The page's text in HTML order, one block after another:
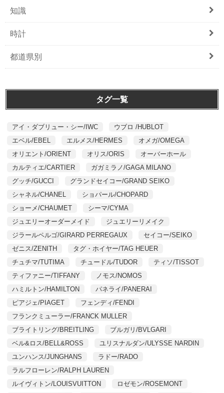
知識
時計
都道県別
タグ一覧
アイ・ダブリュー・シー/IWC
ウブロ /HUBLOT
エベル/EBEL
エルメス/HERMES
オメガ/OMEGA
オリエント/ORIENT
オリス/ORIS
オーバーホール
カルティエ/CARTIER
ガガミラノ/GAGA MILANO
グッチ/GUCCI
グランドセイコー/GRAND SEIKO
シャネル/CHANEL
ショパール/CHOPARD
ショーメ/CHAUMET
シーマ/CYMA
ジュエリーオーダーメイド
ジュエリーリメイク
ジラールペルゴ/GIRARD PERREGAUX
セイコー/SEIKO
ゼニス/ZENITH
タグ・ホイヤー/TAG HEUER
チュチマ/TUTIMA
チュードル/TUDOR
ティソ/TISSOT
ティファニー/TIFFANY
ノモス/NOMOS
ハミルトン/HAMILTON
パネライ/PANERAI
ピアジェ/PIAGET
フェンディ/FENDI
フランクミューラー/FRANCK MULLER
ブライトリング/BREITLING
ブルガリ/BVLGARI
ベル&ロス/BELL&ROSS
ユリスナルダン/ULYSSE NARDIN
ユンハンス/JUNGHANS
ラドー/RADO
ラルフローレン/RALPH LAUREN
ルイヴィトン/LOUISVUITTON
ロゼモン/ROSEMONT